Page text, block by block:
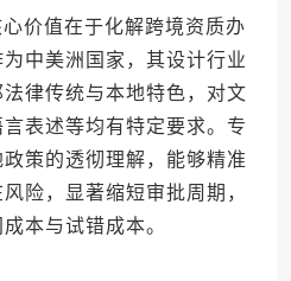
值在于化解跨境资质办
中美洲国家，其设计行业
律传统与本地特色，对文
表述等均有特定要求。专
策的透彻理解，能够精准
险，显著缩短审批周期，
本与试错成本。